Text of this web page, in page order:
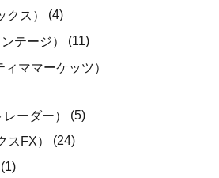
ス）
(4)
テージ）
(11)
ママーケッツ）
ーダー）
(5)
スFX）
(24)
(1)